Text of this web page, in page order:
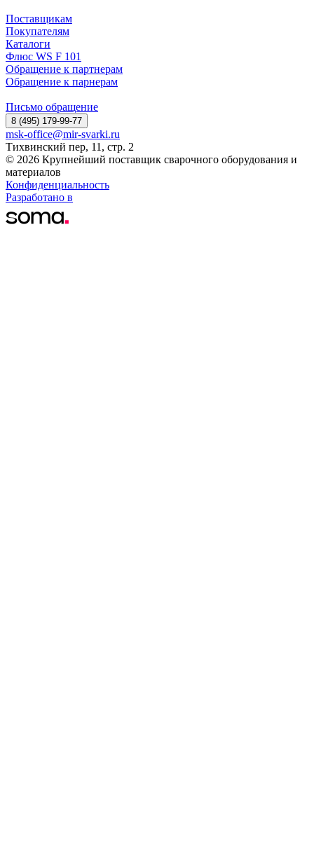
Поставщикам
Покупателям
Каталоги
Флюс WS F 101
Обращение к партнерам
Обращение к парнерам
Письмо обращение
8 (495) 179-99-77
msk-office@mir-svarki.ru
Тихвинский пер, 11, стр. 2
© 2026 Крупнейший поставщик сварочного оборудования и
материалов
Конфиденциальность
Разработано в